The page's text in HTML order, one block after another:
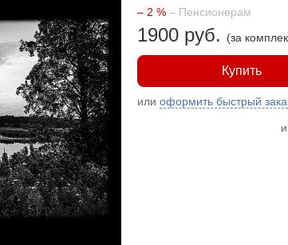
– 2 % – Пенсионерам
1900 руб. (за
Купить
илиоформить быстрый